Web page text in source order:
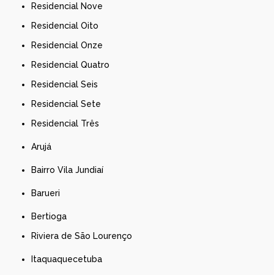
Residencial Nove
Residencial Oito
Residencial Onze
Residencial Quatro
Residencial Seis
Residencial Sete
Residencial Três
Arujá
Bairro Vila Jundiaí
Barueri
Bertioga
Riviera de São Lourenço
Itaquaquecetuba